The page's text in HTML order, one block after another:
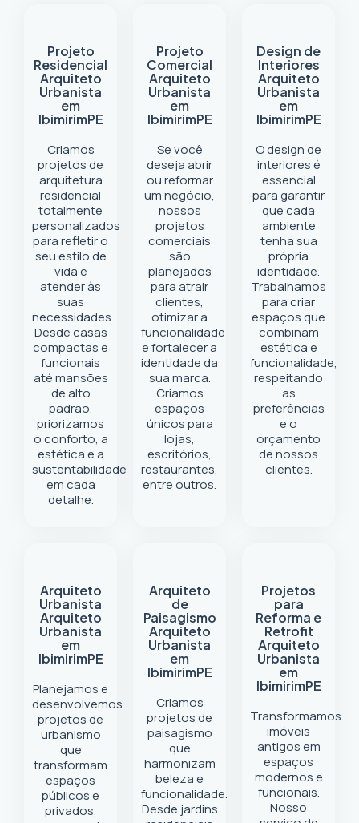
Projeto
Residencial
Arquiteto
Urbanista
em
IbimirimPE
Criamos
projetos de
arquitetura
residencial
totalmente
personalizados
para refletir o
seu estilo de
vida e
atender às
suas
necessidades.
Desde casas
compactas e
funcionais
até mansões
de alto
padrão,
priorizamos
o conforto, a
estética e a
sustentabilidade
em cada
detalhe.
Projeto
Comercial
Arquiteto
Urbanista
em
IbimirimPE
Se você
deseja abrir
ou reformar
um negócio,
nossos
projetos
comerciais
são
planejados
para atrair
clientes,
otimizar a
funcionalidade
e fortalecer a
identidade da
sua marca.
Criamos
espaços
únicos para
lojas,
escritórios,
restaurantes,
entre outros.
Design de
Interiores
Arquiteto
Urbanista
em
IbimirimPE
O design de
interiores é
essencial
para garantir
que cada
ambiente
tenha sua
própria
identidade.
Trabalhamos
para criar
espaços que
combinam
estética e
funcionalidade,
respeitando
as
preferências
e o
orçamento
de nossos
clientes.
Arquiteto
Urbanista
Arquiteto
Urbanista
em
IbimirimPE
Planejamos e
desenvolvemos
projetos de
urbanismo
que
transformam
espaços
públicos e
privados,
Arquiteto
de
Paisagismo
Arquiteto
Urbanista
em
IbimirimPE
Criamos
projetos de
paisagismo
que
harmonizam
beleza e
funcionalidade.
Desde jardins
Projetos
para
Reforma e
Retrofit
Arquiteto
Urbanista
em
IbimirimPE
Transformamos
imóveis
antigos em
espaços
modernos e
funcionais.
Nosso